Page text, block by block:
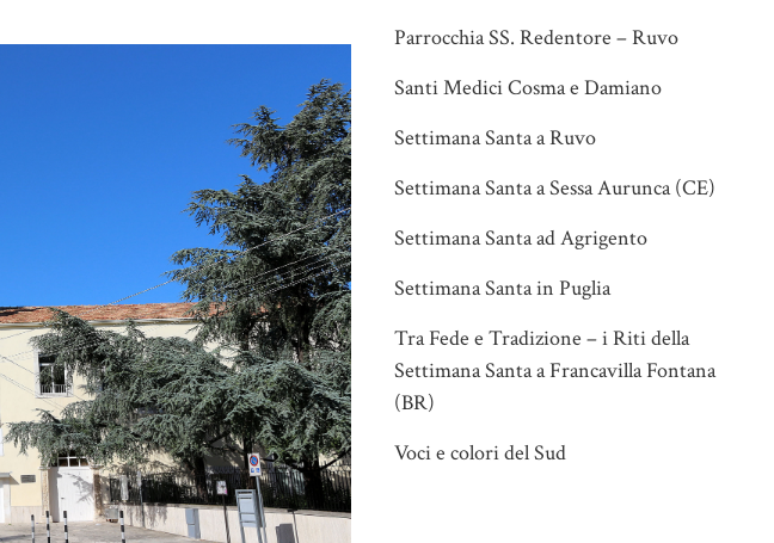
Parrocchia SS. Redentore – Ruvo
Santi Medici Cosma e Damiano
Settimana Santa a Ruvo
Settimana Santa a Sessa Aurunca (CE)
Settimana Santa ad Agrigento
Settimana Santa in Puglia
Tra Fede e Tradizione – i Riti della
Settimana Santa a Francavilla Fontana
(BR)
Voci e colori del Sud